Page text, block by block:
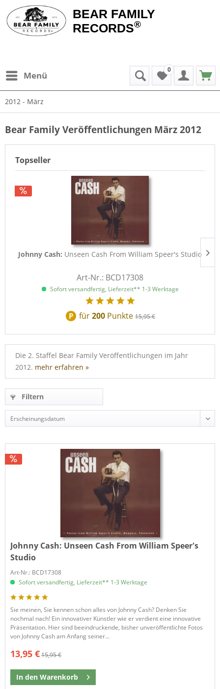
BEAR FAMILY
RECORDS®
Menü
0
2012 - März
Bear Family Veröffentlichungen März 2012
Topseller
Johnny Cash: Unseen Cash From William Speer's Studio
Art-Nr.: BCD17308
Sofort versandfertig, Lieferzeit** 1-3 Werktage
P für200 Punkte 15,95 €
Die 2. Staffel Bear Family Veröffentlichungen im Jahr
2012. mehr erfahren »
Filtern
Johnny Cash: Unseen Cash From William Speer's
Studio
Art-Nr.: BCD17308
Sofort versandfertig, Lieferzeit** 1-3 Werktage
Sie meinen, Sie kennen schon alles von Johnny Cash? Denken Sie
nochmal nach! Ein innovativer Künstler wie er verdient eine innovative
Präsentation. Hier sind beeindruckende, bisher unveröffentlichte Fotos
von Johnny Cash am Anfang seiner...
13,95 €15,95 €
In den Warenkorb